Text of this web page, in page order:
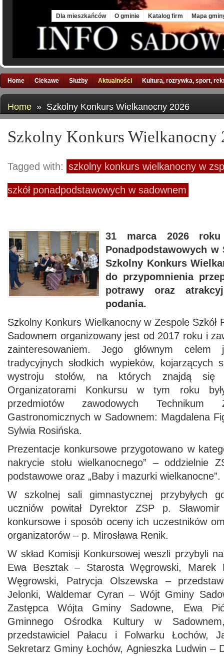
Dla mieszkańców O gminie Katalog firm Mapa
Home Ciekawe Służby Aktualności Kultura, rozrywka, sport,
Home » Szkolny Konkurs Wielkanocny 2026
Szkolny Konkurs Wielkanocny
Tagged with: szkolny konkurs wielkanocny w
szkół ponadpodstawowych w sadownem
31 marca 2026
Ponadpodstawowych w
Szkolny Konkurs
do przypomnienia
potrawy oraz
podania.
Szkolny Konkurs Wielkanocny w Zespole Szkół
Sadownem organizowany jest od 2017 roku i
zainteresowaniem. Jego głównym celem
tradycyjnych słodkich wypieków, kojarzących
wystroju stołów, na których znajdą się
Organizatorami Konkursu w tym roku
przedmiotów zawodowych
Gastronomicznych w Sadownem: Magdalena
Sylwia Rosińska.
Prezentacje konkursowe przygotowano w
nakrycie stołu wielkanocnego” – oddzielnie
podstawowe oraz „Baby i mazurki wielkanocne”.
W szkolnej sali gimnastycznej przybyłych
uczniów powitał Dyrektor ZSP p.
konkursowe i sposób oceny ich uczestników
organizatorów – p. Mirosława Renik.
W skład Komisji Konkursowej weszli przybyli
Ewa Besztak – Starosta Węgrowski, Marek
Węgrowski, Patrycja Olszewska –
Jelonki, Waldemar Cyran – Wójt Gminy
Zastępca Wójta Gminy Sadowne, Ewa
Gminnego Ośrodka Kultury w
przedstawiciel Pałacu i Folwarku Łochów,
Sekretarz Gminy Łochów, Agnieszka Ludwin –